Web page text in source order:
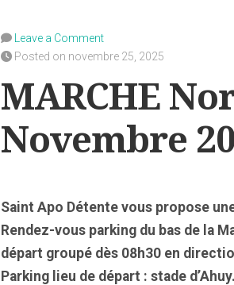
Leave a Comment
Posted on novembre 25, 2025
MARCHE
Novembre
Saint Apo Détente vous propose
Rendez-vous parking du bas de la
départ groupé dès 08h30 en
Parking lieu de départ : stade